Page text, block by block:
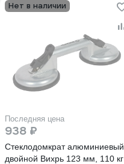
Нет в наличии
Последняя цена
938 ₽
Стеклодомкрат алюминиевый
двойной Вихрь 123 мм, 110 кг